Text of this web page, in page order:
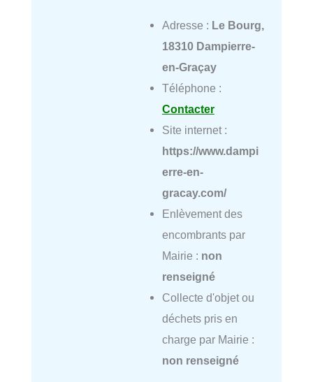
Adresse : Le Bourg,
18310 Dampierre-
en-Graçay
Téléphone :
Contacter
Site internet :
https://www.dampi
erre-en-
gracay.com/
Enlèvement des
encombrants par
Mairie : non
renseigné
Collecte d'objet ou
déchets pris en
charge par Mairie :
non renseigné